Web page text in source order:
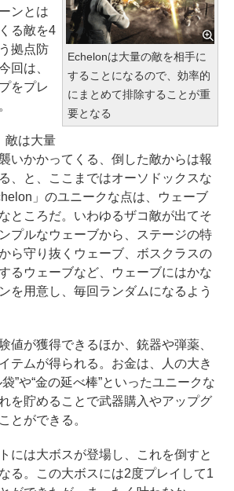
Echelonは大量の敵を相手に
することになるので、効率的
にまとめて排除することが重
要となる
ンとは
る敵を4
拠点防
回は、
をプレ
敵は大量
いかかってくる、倒した敵からは報
、と、ここまではオーソドックスな
」のユニークな点は、ウェーブ
ところだ。いわゆるザコ敵が出てそ
プルなウェーブから、ステージの特
ら守り抜くウェーブ、ボスクラスの
るウェーブなど、ウェーブにはかな
を用意し、毎回ランダムになるよう
値が獲得できるほか、銃器や弾薬、
テムが得られる。お金は、人の大き
”や“金の延べ棒”といったユニークな
を貯めることで武器購入やアップグ
とができる。
には大ボスが登場し、これを倒すと
る。この大ボスには2度プレイして1